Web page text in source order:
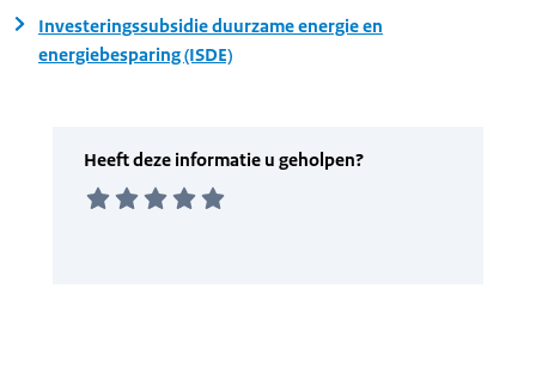
Investeringssubsidie duurzame energie en
energiebesparing (ISDE)